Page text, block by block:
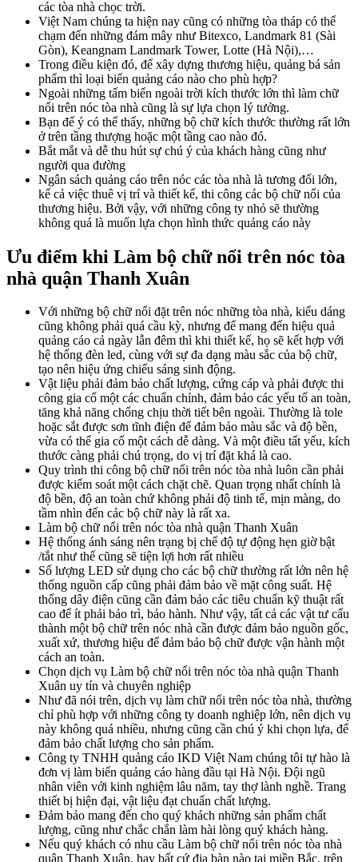
các tòa nhà chọc trời.
Việt Nam chúng ta hiện nay cũng có những tòa tháp có thể
chạm đến những đám mây như Bitexco, Landmark 81 (Sài
Gòn), Keangnam Landmark Tower, Lotte (Hà Nội),…
Trong điều kiện đó, để xây dựng thương hiệu, quảng bá sản
phẩm thì loại biển quảng cáo nào cho phù hợp?
Ngoài những tấm biển ngoài trời kích thước lớn thì làm chữ
nổi trên nóc tòa nhà cũng là sự lựa chọn lý tưởng.
Bạn để ý có thể thấy, những bộ chữ kích thước thường rất lớn
ở trên tầng thượng hoặc một tầng cao nào đó.
Bắt mắt và dễ thu hút sự chú ý của khách hàng cũng như
người qua đường
Ngân sách quảng cáo trên nóc các tòa nhà là tương đối lớn,
kể cả việc thuê vị trí và thiết kế, thi công các bộ chữ nổi của
thương hiệu. Bởi vậy, với những công ty nhỏ sẽ thường
không quá là muốn lựa chọn hình thức quảng cáo này
Ưu điểm khi Làm bộ chữ nổi trên nóc tòa
nhà quận Thanh Xuân
Với những bộ chữ nổi đặt trên nóc những tòa nhà, kiểu dáng
cũng không phải quá cầu kỳ, nhưng để mang đến hiệu quả
quảng cáo cả ngày lẫn đêm thì khi thiết kế, họ sẽ kết hợp với
hệ thống đèn led, cùng với sự đa dạng màu sắc của bộ chữ,
tạo nên hiệu ứng chiếu sáng sinh động.
Vật liệu phải đảm bảo chất lượng, cứng cáp và phải được thi
công gia cố một các chuẩn chỉnh, đảm bảo các yếu tố an toàn,
tăng khả năng chống chịu thời tiết bên ngoài. Thường là tole
hoặc sắt được sơn tĩnh điện để đảm bảo màu sắc và độ bền,
vừa có thể gia cố một cách dễ dàng. Và một điều tất yếu, kích
thước càng phải chú trọng, do vị trí đặt khá là cao.
Quy trình thi công bộ chữ nổi trên nóc tòa nhà luôn cần phải
được kiểm soát một cách chặt chẽ. Quan trọng nhất chính là
độ bền, độ an toàn chứ không phải độ tinh tế, mịn màng, do
tầm nhìn đến các bộ chữ này là rất xa.
Làm bộ chữ nổi trên nóc tòa nhà quận Thanh Xuân
Hệ thống ánh sáng nên trạng bị chế độ tự động hẹn giờ bật
/tắt như thế cũng sẽ tiện lợi hơn rất nhiều
Số lượng LED sử dụng cho các bộ chữ thường rất lớn nên hệ
thống nguồn cấp cũng phải đảm bảo về mặt công suất. Hệ
thống dây điện cũng cần đảm bảo các tiêu chuẩn kỹ thuật rất
cao để ít phải bảo trì, bảo hành. Như vậy, tất cả các vật tư cấu
thành một bộ chữ trên nóc nhà cần được đảm bảo nguồn gốc,
xuất xứ, thương hiệu để đảm bảo bộ chữ được vận hành một
cách an toàn.
Chọn dịch vụ Làm bộ chữ nổi trên nóc tòa nhà quận Thanh
Xuân uy tín và chuyên nghiệp
Như đã nói trên, dịch vụ làm chữ nổi trên nóc tòa nhà, thường
chỉ phù hợp với những công ty doanh nghiệp lớn, nên dịch vụ
này không quá nhiều, nhưng cũng cần chú ý khi chọn lựa, để
đảm bảo chất lượng cho sản phẩm.
Công ty TNHH quảng cáo IKD Việt Nam chúng tôi tự hào là
đơn vị làm biển quảng cáo hàng đầu tại Hà Nội. Đội ngũ
nhân viên với kinh nghiệm lâu năm, tay thợ lành nghề. Trang
thiết bị hiện đại, vật liệu đạt chuẩn chất lượng.
Đảm bảo mang đến cho quý khách những sản phẩm chất
lượng, cũng như chắc chắn làm hài lòng quý khách hàng.
Nếu quý khách có nhu cầu Làm bộ chữ nổi trên nóc tòa nhà
quận Thanh Xuân, hay bất cứ địa bàn nào tại miền Bắc, trên